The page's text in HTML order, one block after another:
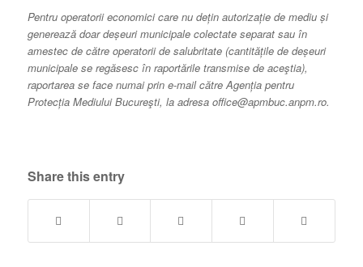
Pentru operatorii economici care nu dețin autorizație de mediu și
generează doar deșeuri municipale colectate separat sau în
amestec de către operatorii de salubritate (cantitățile de deșeuri
municipale se regăsesc în raportările transmise de aceştia),
raportarea se face numai prin e-mail către Agenția pentru
Protecția Mediului Bucureşti, la adresa office@apmbuc.anpm.ro.
Share this entry